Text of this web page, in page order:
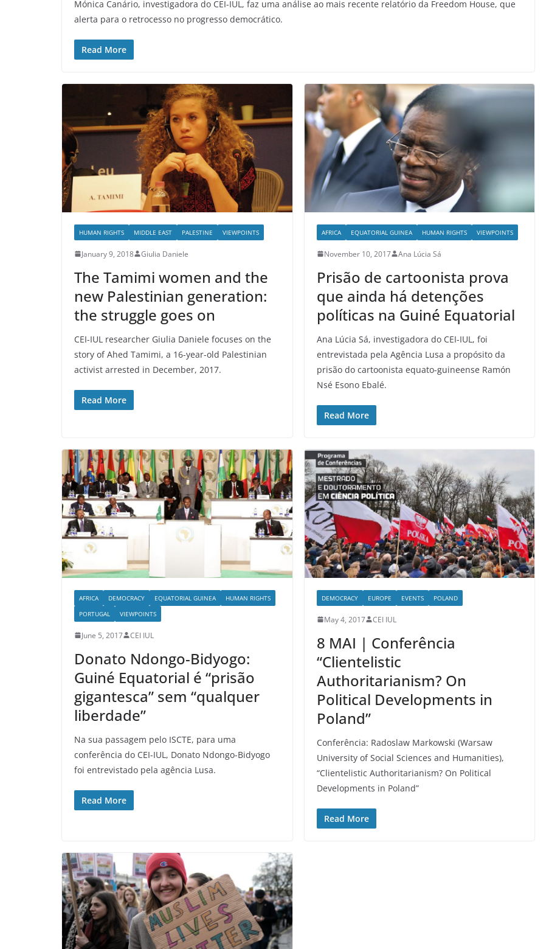
Mónica Canário, investigadora do CEI-IUL, faz uma análise ao mais recente relatório da Freedom House, que
alerta para o retrocesso no progresso democrático.
Read More
HUMAN RIGHTS MIDDLE EAST PALESTINE VIEWPOINTS
January 9, 2018 Giulia Daniele
The Tamimi women and the
new Palestinian generation:
the struggle goes on
CEI-IUL researcher Giulia Daniele focuses on the
story of Ahed Tamimi, a 16-year-old Palestinian
activist arrested in December, 2017.
Read More
AFRICA EQUATORIAL GUINEA HUMAN RIGHTS VIEWPOINTS
November 10, 2017 Ana Lúcia Sá
Prisão de cartoonista prova
que ainda há detenções
políticas na Guiné Equatorial
Ana Lúcia Sá, investigadora do CEI-IUL, foi
entrevistada pela Agência Lusa a propósito da
prisão do cartoonista equato-guineense Ramón
Nsé Esono Ebalé.
Read More
AFRICA DEMOCRACY EQUATORIAL GUINEA
HUMAN RIGHTS
PORTUGAL
VIEWPOINTS
June 5, 2017 CEI IUL
Donato Ndongo-Bidyogo:
Guiné Equatorial é “prisão
gigantesca” sem “qualquer
liberdade”
Na sua passagem pelo ISCTE, para uma
conferência do CEI-IUL, Donato Ndongo-Bidyogo
foi entrevistado pela agência Lusa.
Read More
DEMOCRACY EUROPE EVENTS POLAND
May 4, 2017 CEI IUL
8 MAI | Conferência
“Clientelistic
Authoritarianism? On
Political Developments in
Poland”
Conferência: Radoslaw Markowski (Warsaw
University of Social Sciences and Humanities),
“Clientelistic Authoritarianism? On Political
Developments in Poland”
Read More